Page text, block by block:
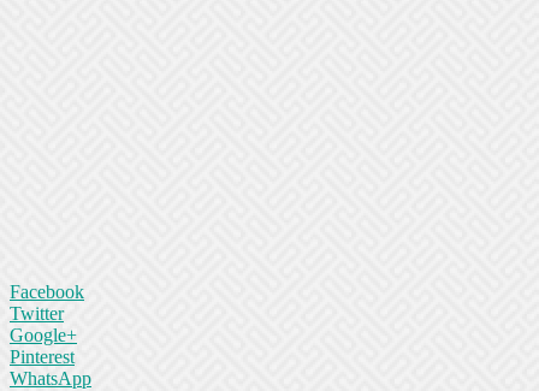
Facebook
Twitter
Google+
Pinterest
WhatsApp